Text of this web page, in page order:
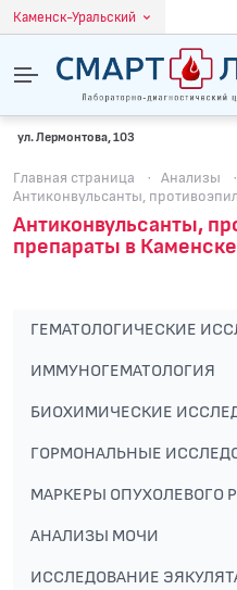
Каменск-Уральский
ул. Лермонтова, 103
Главная страница · Анализы
·
Антиконвульсанты,
Антиконвульсанты,
препараты в
ГЕМАТОЛОГИЧЕСКИЕ
ИММУНОГЕМАТОЛОГИЯ
БИОХИМИЧЕСКИЕ
ГОРМОНАЛЬНЫЕ
МАРКЕРЫ ОПУХОЛЕВОГО
АНАЛИЗЫ МОЧИ
ИССЛЕДОВАНИЕ